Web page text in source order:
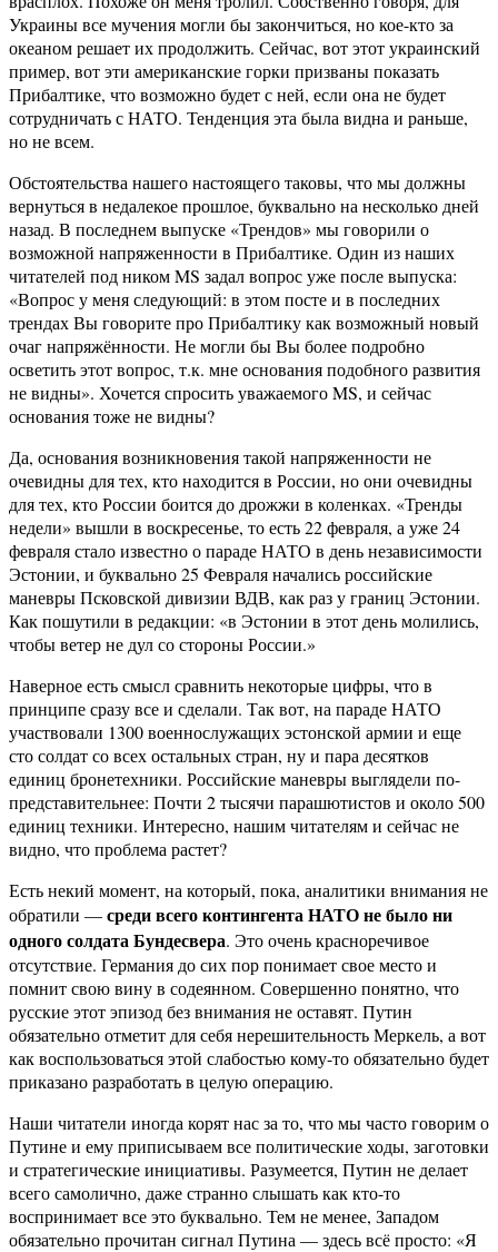
Украины все мучения могли бы закончиться, но кое-кто за
океаном решает их продолжить. Сейчас, вот этот украинский
пример, вот эти американские горки призваны показать
Прибалтике, что возможно будет с ней, если она не будет
сотрудничать с НАТО. Тенденция эта была видна и раньше,
но не всем.
Обстоятельства нашего настоящего таковы, что мы должны
вернуться в недалекое прошлое, буквально на несколько дней
назад. В последнем выпуске «Трендов» мы говорили о
возможной напряженности в Прибалтике. Один из наших
читателей под ником MS задал вопрос уже после выпуска:
«Вопрос у меня следующий: в этом посте и в последних
трендах Вы говорите про Прибалтику как возможный новый
очаг напряжённости. Не могли бы Вы более подробно
осветить этот вопрос, т.к. мне основания подобного развития
не видны». Хочется спросить уважаемого MS, и сейчас
основания тоже не видны?
Да, основания возникновения такой напряженности не
очевидны для тех, кто находится в России, но они очевидны
для тех, кто России боится до дрожжи в коленках. «Тренды
недели» вышли в воскресенье, то есть 22 февраля, а уже 24
февраля стало известно о параде НАТО в день независимости
Эстонии, и буквально 25 Февраля начались российские
маневры Псковской дивизии ВДВ, как раз у границ Эстонии.
Как пошутили в редакции: «в Эстонии в этот день молились,
чтобы ветер не дул со стороны России.»
Наверное есть смысл сравнить некоторые цифры, что в
принципе сразу все и сделали. Так вот, на параде НАТО
участвовали 1300 военнослужащих эстонской армии и еще
сто солдат со всех остальных стран, ну и пара десятков
единиц бронетехники. Российские маневры выглядели по-
представительнее: Почти 2 тысячи парашютистов и около 500
единиц техники. Интересно, нашим читателям и сейчас не
видно, что проблема растет?
Есть некий момент, на который, пока, аналитики внимания не
обратили —среди всего контингента НАТО не было ни
одного солдата Бундесвера. Это очень красноречивое
отсутствие. Германия до сих пор понимает свое место и
помнит свою вину в содеянном. Совершенно понятно, что
русские этот эпизод без внимания не оставят. Путин
обязательно отметит для себя нерешительность Меркель, а вот
как воспользоваться этой слабостью кому-то обязательно будет
приказано разработать в целую операцию.
Наши читатели иногда корят нас за то, что мы часто говорим о
Путине и ему приписываем все политические ходы, заготовки
и стратегические инициативы. Разумеется, Путин не делает
всего самолично, даже странно слышать как кто-то
воспринимает все это буквально. Тем не менее, Западом
обязательно прочитан сигнал Путина — здесь всё просто: «Я